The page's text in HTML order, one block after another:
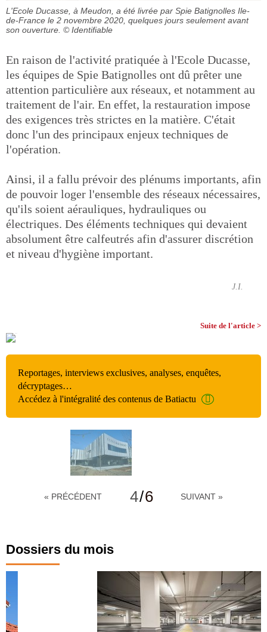
L'Ecole Ducasse, à Meudon, a été livrée par Spie Batignolles Ile-
de-France le 2 novembre 2020, quelques jours seulement avant
son ouverture. © Identifiable
En raison de l'activité pratiquée à l'Ecole Ducasse,
les équipes de Spie Batignolles ont dû prêter une
attention particulière aux réseaux, et notamment au
traitement de l'air. En effet, la restauration impose
des exigences très strictes en la matière. C'était
donc l'un des principaux enjeux techniques de
l'opération.
Ainsi, il a fallu prévoir des plénums importants, afin
de pouvoir loger l'ensemble des réseaux nécessaires,
qu'ils soient aérauliques, hydrauliques ou
électriques. Des éléments techniques qui devaient
absolument être calfeutrés afin d'assurer discrétion
et niveau d'hygiène important.
J.I.
Suite de l'article >
Reportages, interviews exclusives, analyses, enquêtes,
décryptages…
Accédez à l'intégralité des contenus de Batiactu
« PRÉCÉDENT 4/6 SUIVANT »
Dossiers du mois